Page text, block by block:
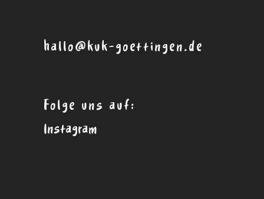
hallo@kuk-goettingen.de
Folge uns auf:
Instagram